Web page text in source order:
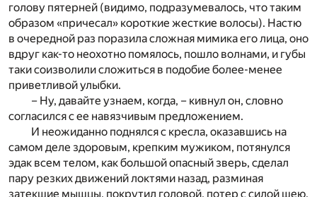
голову пятерней (видимо, подразумевалось, что таким
образом «причесал» короткие жесткие волосы). Настю
в очередной раз поразила сложная мимика его лица, оно
вдруг как-то неохотно помялось, пошло волнами, и губы
таки соизволили сложиться в подобие более-менее
приветливой улыбки.
– Ну, давайте узнаем, когда, – кивнул он, словно
согласился с ее навязчивым предложением.
И неожиданно поднялся с кресла, оказавшись на
самом деле здоровым, крепким мужиком, потянулся
эдак всем телом, как большой опасный зверь, сделал
пару резких движений локтями назад, разминая
затекшие мышцы, покрутил головой, потер с силой шею,